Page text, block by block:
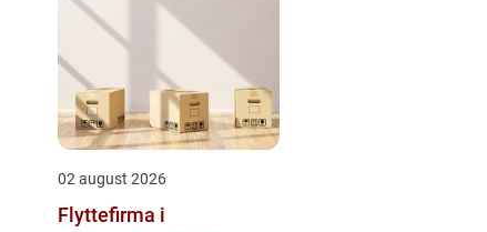
02 august 2026
Flyttefirma i